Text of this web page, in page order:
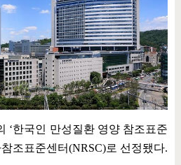
‘한국인 만성질환 영양 참조표준
조표준센터(NRSC)로 선정됐다.